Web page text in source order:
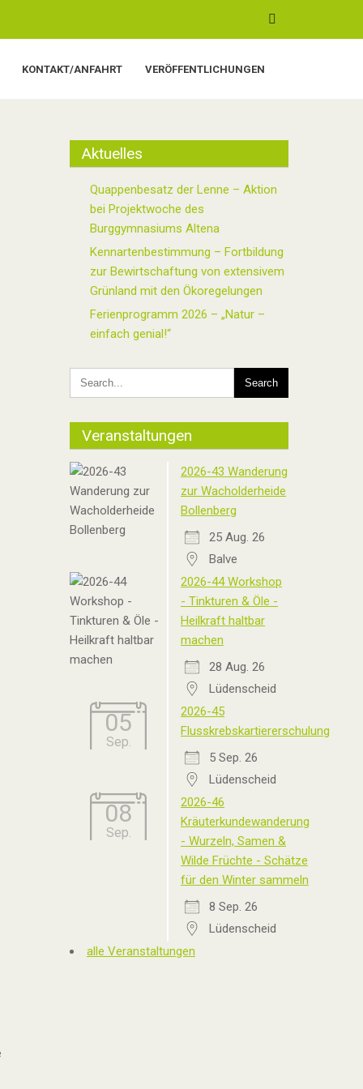
KONTAKT/ANFAHRT VERÖFFENTLICHUNGEN
Aktuelles
Quappenbesatz der Lenne – Aktion
bei Projektwoche des
Burggymnasiums Altena
Kennartenbestimmung – Fortbildung
zur Bewirtschaftung von extensivem
Grünland mit den Ökoregelungen
Ferienprogramm 2026 – „Natur –
einfach genial!“
Veranstaltungen
2026-43 Wanderung
zur Wacholderheide
Bollenberg
25 Aug. 26
Balve
2026-44 Workshop
- Tinkturen & Öle -
Heilkraft haltbar
machen
28 Aug. 26
Lüdenscheid
05
Sep.
2026-45
Flusskrebskartiererschulung
5 Sep. 26
Lüdenscheid
08
Sep.
2026-46
Kräuterkundewanderung
- Wurzeln, Samen &
Wilde Früchte - Schätze
für den Winter sammeln
8 Sep. 26
Lüdenscheid
alle Veranstaltungen